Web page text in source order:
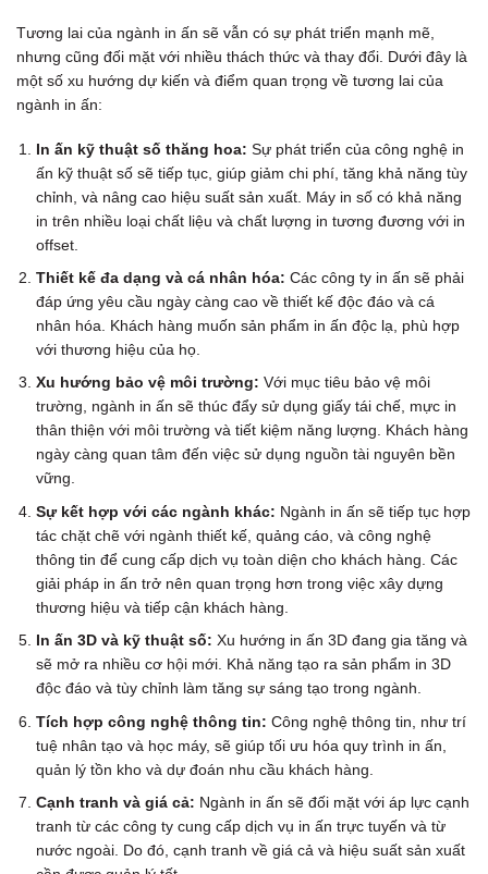
Tương lai của ngành in ấn sẽ vẫn có sự phát triển mạnh mẽ,
nhưng cũng đối mặt với nhiều thách thức và thay đổi. Dưới đây là
một số xu hướng dự kiến và điểm quan trọng về tương lai của
ngành in ấn:
In ấn kỹ thuật số thăng hoa: Sự phát triển của công nghệ in
ấn kỹ thuật số sẽ tiếp tục, giúp giảm chi phí, tăng khả năng tùy
chỉnh, và nâng cao hiệu suất sản xuất. Máy in số có khả năng
in trên nhiều loại chất liệu và chất lượng in tương đương với in
offset.
Thiết kế đa dạng và cá nhân hóa: Các công ty in ấn sẽ phải
đáp ứng yêu cầu ngày càng cao về thiết kế độc đáo và cá
nhân hóa. Khách hàng muốn sản phẩm in ấn độc lạ, phù hợp
với thương hiệu của họ.
Xu hướng bảo vệ môi trường: Với mục tiêu bảo vệ môi
trường, ngành in ấn sẽ thúc đẩy sử dụng giấy tái chế, mực in
thân thiện với môi trường và tiết kiệm năng lượng. Khách hàng
ngày càng quan tâm đến việc sử dụng nguồn tài nguyên bền
vững.
Sự kết hợp với các ngành khác: Ngành in ấn sẽ tiếp tục hợp
tác chặt chẽ với ngành thiết kế, quảng cáo, và công nghệ
thông tin để cung cấp dịch vụ toàn diện cho khách hàng. Các
giải pháp in ấn trở nên quan trọng hơn trong việc xây dựng
thương hiệu và tiếp cận khách hàng.
In ấn 3D và kỹ thuật số: Xu hướng in ấn 3D đang gia tăng và
sẽ mở ra nhiều cơ hội mới. Khả năng tạo ra sản phẩm in 3D
độc đáo và tùy chỉnh làm tăng sự sáng tạo trong ngành.
Tích hợp công nghệ thông tin: Công nghệ thông tin, như trí
tuệ nhân tạo và học máy, sẽ giúp tối ưu hóa quy trình in ấn,
quản lý tồn kho và dự đoán nhu cầu khách hàng.
Cạnh tranh và giá cả: Ngành in ấn sẽ đối mặt với áp lực cạnh
tranh từ các công ty cung cấp dịch vụ in ấn trực tuyến và từ
nước ngoài. Do đó, cạnh tranh về giá cả và hiệu suất sản xuất